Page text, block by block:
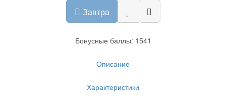
Завтра
Бонусные баллы: 1541
Описание
Характеристики